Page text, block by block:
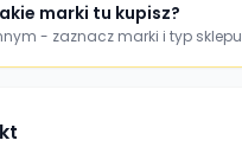
marki tu kupisz?
- zaznacz marki i typ sklepu